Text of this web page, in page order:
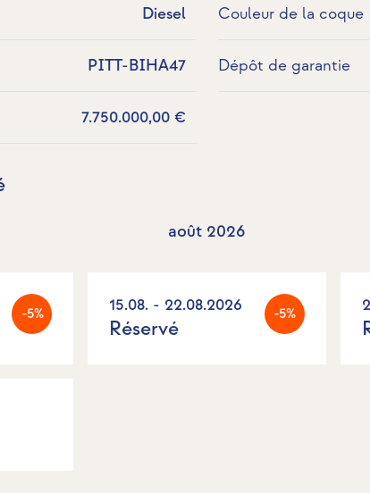
Diesel Couleur de la coque
PITT-BIHA47 Dépôt de garantie
7.750.000,00 €
août 2026
-5% 15.08. - 22.08.2026 -5%
Réservé